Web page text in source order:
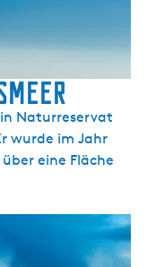
Naturreservat
wurde im Jahr
eine Fläche